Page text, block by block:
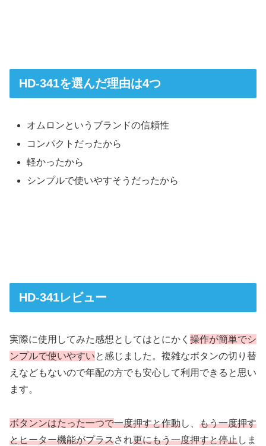
HD-341を選んだ理由は4つ
オムロンというブランドの信頼性
コンパクトだったから
軽かったから
シンプルで使いやすそうだったから
HD-341レビュー
実際に使用してみた感想としてはとにかく 操作が簡単でシ
ンプルで使いやすいと感じました。複雑なボタンの切り替
えなどもないので年配の方でも安心して利用できると思い
ます。
ボタンンはたった一つで一度押すと作動し、 もう一度押す
とヒーター機能がプラスされ更にもう一度押すと停止しま